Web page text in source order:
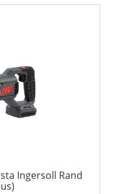
Ingersoll Rand